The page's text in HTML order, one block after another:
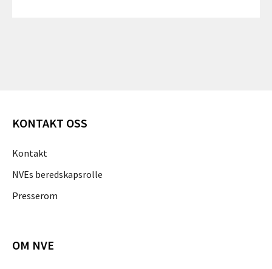
KONTAKT OSS
Kontakt
NVEs beredskapsrolle
Presserom
OM NVE